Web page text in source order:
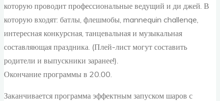
которую проводит профессиональные ведущий и ди джей. В
которую входят: батлы, флешмобы, mannequin challenqe,
интересная конкурсная, танцевальная и музыкальная
составляющая праздника. (Плей-лист могут составить
родители и выпускники заранее!).
Окончание программы в 20.00.
Заканчивается программа эффектным запуском шаров с